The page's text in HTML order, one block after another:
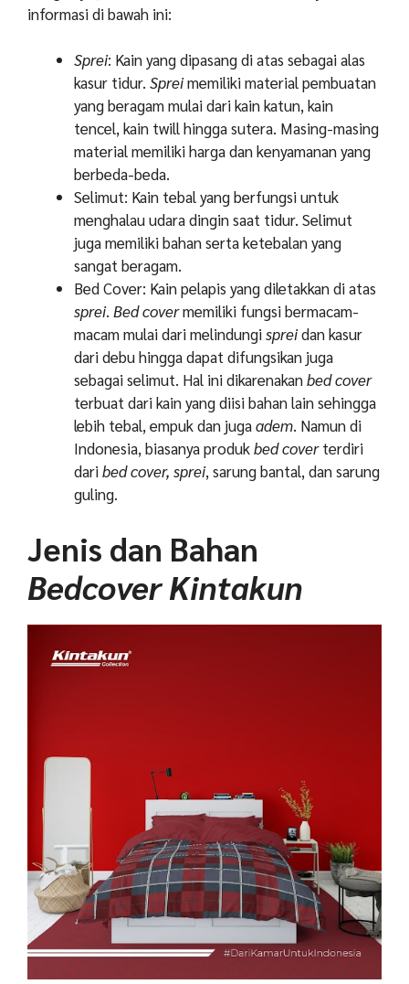
informasi di bawah ini:
Sprei: Kain yang dipasang di atas sebagai alas
kasur tidur. Spreimemiliki material pembuatan
yang beragam mulai dari kain katun, kain
tencel, kain twill hingga sutera. Masing-masing
material memiliki harga dan kenyamanan yang
berbeda-beda.
Selimut: Kain tebal yang berfungsi untuk
menghalau udara dingin saat tidur. Selimut
juga memiliki bahan serta ketebalan yang
sangat beragam.
Bed Cover: Kain pelapis yang diletakkan di atas
sprei. Bed covermemiliki fungsi bermacam-
macam mulai dari melindungispreidan kasur
dari debu hingga dapat difungsikan juga
sebagai selimut. Hal ini dikarenakanbed cover
terbuat dari kain yang diisi bahan lain sehingga
lebih tebal, empuk dan jugaadem. Namun di
Indonesia, biasanya produkbed coverterdiri
daribed cover, sprei, sarung bantal, dan sarung
guling.
Jenis dan Bahan
Bedcover Kintakun